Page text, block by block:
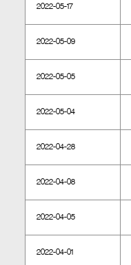
2022-05-17
2022-05-09
2022-05-05
2022-05-04
2022-04-28
2022-04-08
2022-04-05
2022-04-01